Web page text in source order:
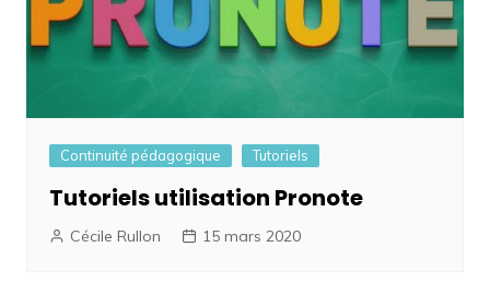
Continuité pédagogique Tutoriels
Tutoriels utilisation Pronote
Cécile Rullon 15 mars 2020